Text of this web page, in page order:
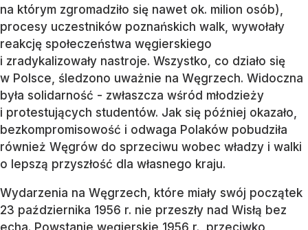
na którym zgromadziło się nawet ok. milion osób),
procesy uczestników poznańskich walk, wywołały
reakcję społeczeństwa węgierskiego
i zradykalizowały nastroje. Wszystko, co działo się
w Polsce, śledzono uważnie na Węgrzech. Widoczna
była solidarność - zwłaszcza wśród młodzieży
i protestujących studentów. Jak się później okazało,
bezkompromisowość i odwaga Polaków pobudziła
również Węgrów do sprzeciwu wobec władzy i walki
o lepszą przyszłość dla własnego kraju.
Wydarzenia na Węgrzech, które miały swój początek
23 października 1956 r. nie przeszły nad Wisłą bez
echa. Powstanie węgierskie 1956 r., przeciwko